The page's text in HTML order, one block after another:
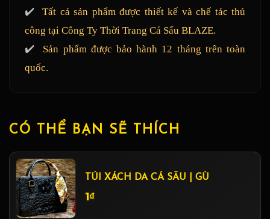
✔️
Tất cả sản phẩm được thiết kế và chế tác thủ
công tại Công Ty Thời Trang Cá Sấu BLAZE.
✔️
Sản phẩm được bảo hành 12 tháng trên toàn
quốc.
CÓ THỂ BẠN SẼ THÍCH
TÚI XÁCH DA CÁ SẤU | GÙ
1₫